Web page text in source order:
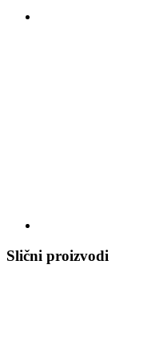
Slični proizvodi